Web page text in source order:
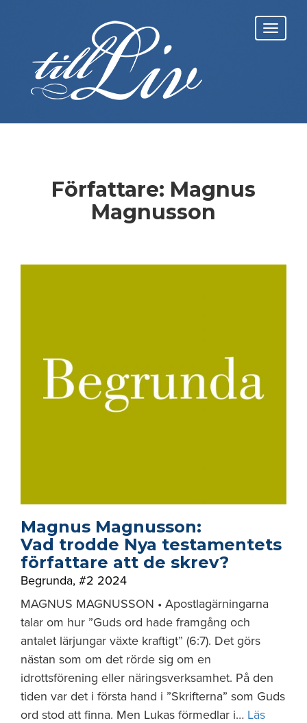
Författare: Magnus
Magnusson
Magnus Magnusson:
Vad trodde Nya testamentets
författare att de skrev?
Begrunda, #2 2024
MAGNUS MAGNUSSON • Apostlagärningarna
talar om hur ”Guds ord hade framgång och
antalet lärjungar växte kraftigt” (6:7). Det görs
nästan som om det rörde sig om en
idrottsförening eller näringsverksamhet. På den
tiden var det i första hand i ”Skrifterna” som Guds
ord stod att finna. Men Lukas förmedlar i… Läs